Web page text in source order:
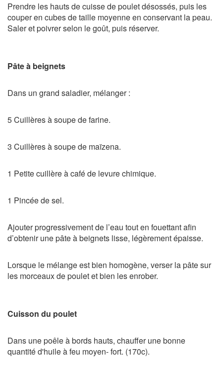
Prendre les hauts de cuisse de poulet désossés, puis les
couper en cubes de taille moyenne en conservant la peau.
Saler et poivrer selon le goût, puis réserver.
Pâte à beignets
Dans un grand saladier, mélanger :
5 Cuillères à soupe de farine.
3 Cuillères à soupe de maïzena.
1 Petite cuillère à café de levure chimique.
1 Pincée de sel.
Ajouter progressivement de l’eau tout en fouettant afin
d’obtenir une pâte à beignets lisse, légèrement épaisse.
Lorsque le mélange est bien homogène, verser la pâte sur
les morceaux de poulet et bien les enrober.
Cuisson du poulet
Dans une poêle à bords hauts, chauffer une bonne
quantité d'huile à feu moyen- fort. (170c).